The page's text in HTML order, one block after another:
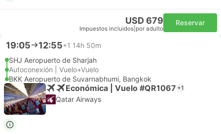
USD 679
Impuestos incluidos por adulto
Reservar
19:05 12:55+1 14h 50m
SHJ Aeropuerto de Sharjah
Autoconexión | Vuelo+Vuelo
BKK Aeropuerto de Suvarnabhumi, Bangkok
Económica | Vuelo #QR1067 +1
Qatar Airways